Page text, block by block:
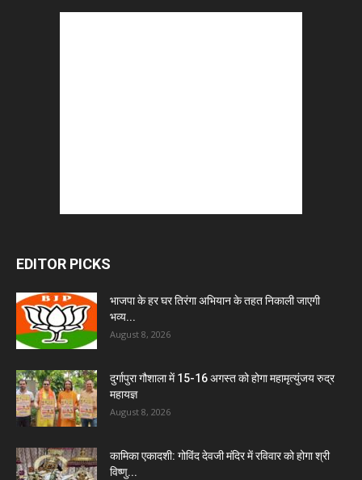
EDITOR PICKS
भाजपा के हर घर तिरंगा अभियान के तहत निकाली जाएगी
भव्य...
August 8, 2026
दुर्गापुरा गौशाला में 15-16 अगस्त को होगा महामृत्युंजय रुद्र
महायज्ञ
August 8, 2026
कामिका एकादशी: गोविंद देवजी मंदिर में रविवार को होगा श्री
विष्णु...